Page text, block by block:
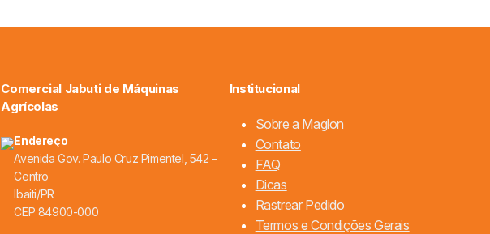
Comercial Jabuti de Máquinas
Agrícolas
Endereço
Avenida Gov. Paulo Cruz Pimentel, 542 –
Centro
Ibaiti/PR
CEP 84900-000
Institucional
Sobre a Maglon
Contato
FAQ
Dicas
Rastrear Pedido
Termos e Condições Gerais